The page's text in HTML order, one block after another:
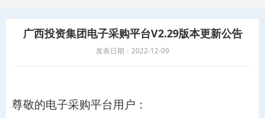
广西投资集团电子采购平台V2.29版本更新公告
发表日期：2022-12-09
尊敬的电子采购平台用户：